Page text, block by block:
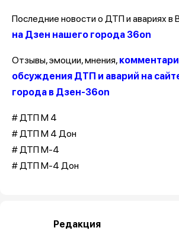
Последние новости о ДТП и авариях в
на Дзен нашего города 36on
Отзывы, эмоции, мнения,
обсуждения ДТП и аварий на
города в Дзен-36on
# ДТП М 4
# ДТП М 4 Дон
# ДТП М-4
# ДТП М-4 Дон
Редакция